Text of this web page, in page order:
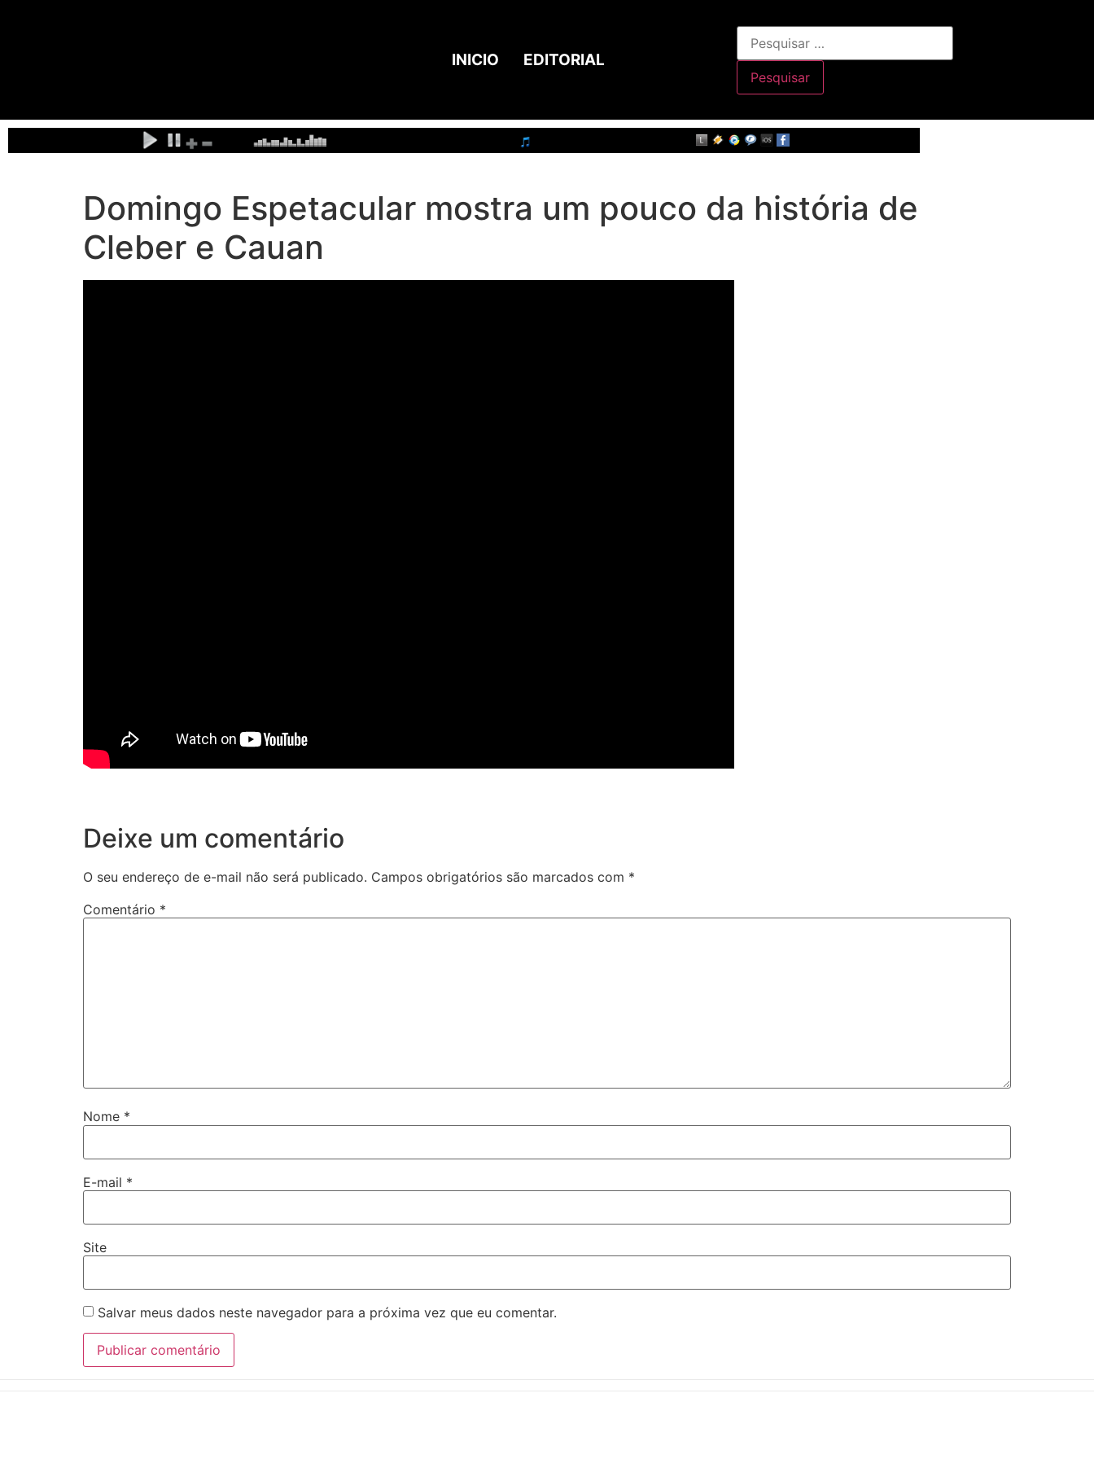
INICIO EDITORIAL
Domingo Espetacular mostra um pouco da história de
Cleber e Cauan
Deixe um comentário
O seu endereço de e-mail não será publicado. Campos obrigatórios são marcados com *
Comentário *
Nome *
E-mail *
Site
Salvar meus dados neste navegador para a próxima vez que eu comentar.